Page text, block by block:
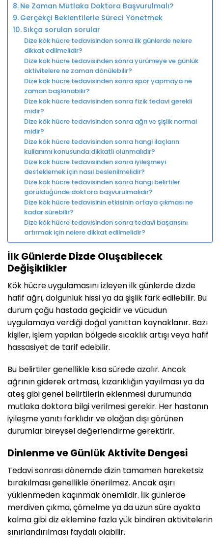
Ne Zaman Mutlaka Doktora Başvurulmalı?
Gerçekçi Beklentilerle Süreci Yönetmek
Sıkça sorulan sorular
Dize kök hücre tedavisinden sonra ilk günlerde nelere
dikkat edilmelidir?
Dize kök hücre tedavisinden sonra yürümeye ve günlük
aktivitelere ne zaman dönülebilir?
Dize kök hücre tedavisinden sonra spor yapmaya ne
zaman başlanabilir?
Dize kök hücre tedavisinden sonra fizik tedavi gerekli
midir?
Dize kök hücre tedavisinden sonra ağrı ve şişlik normal
midir?
Dize kök hücre tedavisinden sonra hangi ilaçların
kullanımı konusunda dikkatli olunmalıdır?
Dize kök hücre tedavisinden sonra iyileşmeyi
desteklemek için nasıl beslenilmelidir?
Dize kök hücre tedavisinden sonra hangi belirtiler
görüldüğünde doktora başvurulmalıdır?
Dize kök hücre tedavisinin etkisinin ortaya çıkması ne
kadar sürebilir?
Dize kök hücre tedavisinden sonra tedavi başarısını
artırmak için nelere dikkat edilmelidir?
İlk Günlerde Dizde Oluşabilecek
Değişiklikler
Kök hücre uygulamasını izleyen ilk günlerde dizde
hafif ağrı, dolgunluk hissi ya da şişlik fark edilebilir. Bu
durum çoğu hastada geçicidir ve vücudun
uygulamaya verdiği doğal yanıttan kaynaklanır. Bazı
kişiler, işlem yapılan bölgede sıcaklık artışı veya hafif
hassasiyet de tarif edebilir.
Bu belirtiler genellikle kısa sürede azalır. Ancak
ağrının giderek artması, kızarıklığın yayılması ya da
ateş gibi genel belirtilerin eklenmesi durumunda
mutlaka doktora bilgi verilmesi gerekir. Her hastanın
iyileşme yanıtı farklıdır ve olağan dışı görünen
durumlar bireysel değerlendirme gerektirir.
Dinlenme ve Günlük Aktivite Dengesi
Tedavi sonrası dönemde dizin tamamen hareketsiz
bırakılması genellikle önerilmez. Ancak aşırı
yüklenmeden kaçınmak önemlidir. İlk günlerde
merdiven çıkma, çömelme ya da uzun süre ayakta
kalma gibi diz eklemine fazla yük bindiren aktivitelerin
sınırlandırılması faydalı olabilir.